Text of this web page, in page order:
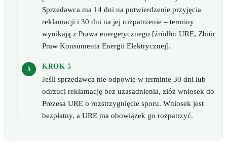
Sprzedawca ma 14 dni na potwierdzenie przyjęcia
reklamacji i 30 dni na jej rozpatrzenie – terminy
wynikają z Prawa energetycznego [źródło: URE, Zbiór
Praw Konsumenta Energii Elektrycznej].
KROK 5
Jeśli sprzedawca nie odpowie w terminie 30 dni lub
odrzuci reklamację bez uzasadnienia, złóż wniosek do
Prezesa URE o rozstrzygnięcie sporu. Wniosek jest
bezpłatny, a URE ma obowiązek go rozpatrzyć.